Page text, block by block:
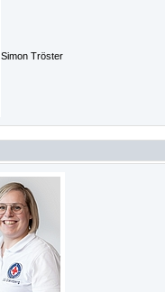
Simon Tröster